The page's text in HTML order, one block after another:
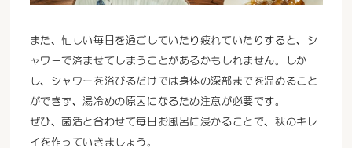
また、忙しい毎日を過ごしていたり疲れていたりすると、シ
ャワーで済ませてしまうことがあるかもしれません。しか
し、シャワーを浴びるだけでは身体の深部までを温めること
ができず、湯冷めの原因になるため注意が必要です。
ぜひ、菌活と合わせて毎日お風呂に浸かることで、秋のキレ
イを作っていきましょう。